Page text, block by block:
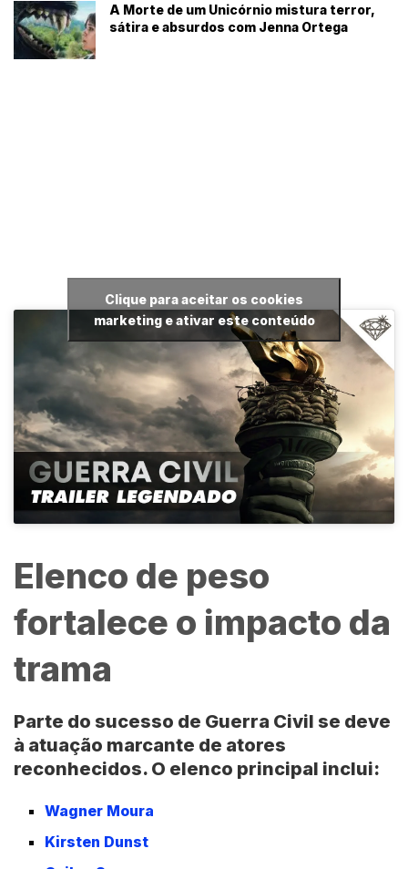
A Morte de um Unicórnio mistura terror,
sátira e absurdos com Jenna Ortega
Clique para aceitar os cookies
marketing e ativar este conteúdo
Elenco de peso
fortalece o impacto da
trama
Parte do sucesso de Guerra Civil se deve
à atuação marcante de atores
reconhecidos. O elenco principal inclui:
Wagner Moura
Kirsten Dunst